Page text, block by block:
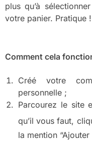
plus qu’à sélectionner
votre panier. Pratique !
Comment cela
Créé votre
personnelle ;
Parcourez le site
qu’il vous faut,
la mention